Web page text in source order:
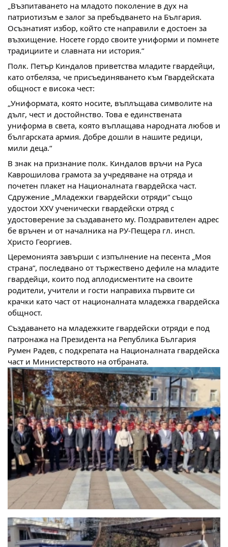
„Възпитаването на младото поколение в дух на
патриотизъм е залог за пребъдването на България.
Осъзнатият избор, който сте направили е достоен за
възхищение. Носете гордо своите униформи и помнете
традициите и славната ни история.“
Полк. Петър Киндалов приветства младите гвардейци,
като отбеляза, че присъединяването към Гвардейската
общност е висока чест:
„Униформата, която носите, въплъщава символите на
дълг, чест и достойнство. Това е единствената
униформа в света, която въплащава народната любов и
българската армия. Добре дошли в нашите редици,
мили деца.“
В знак на признание полк. Киндалов връчи на Руса
Каврошилова грамота за учредяване на отряда и
почетен плакет на Националната гвардейска част.
Сдружение „Младежки гвардейски отряди“ също
удостои XXV ученически гвардейски отряд с
удостоверение за създаването му. Поздравителен адрес
бе връчен и от началника на РУ-Пещера гл. инсп.
Христо Георгиев.
Церемонията завърши с изпълнение на песента „Моя
страна“, последвано от тържествено дефиле на младите
гвардейци, които под аплодисментите на своите
родители, учители и гости направиха първите си
крачки като част от националната младежка гвардейска
общност.
Създаването на младежките гвардейски отряди е под
патронажа на Президента на Република България
Румен Радев, с подкрепата на Националната гвардейска
част и Министерството на отбраната.